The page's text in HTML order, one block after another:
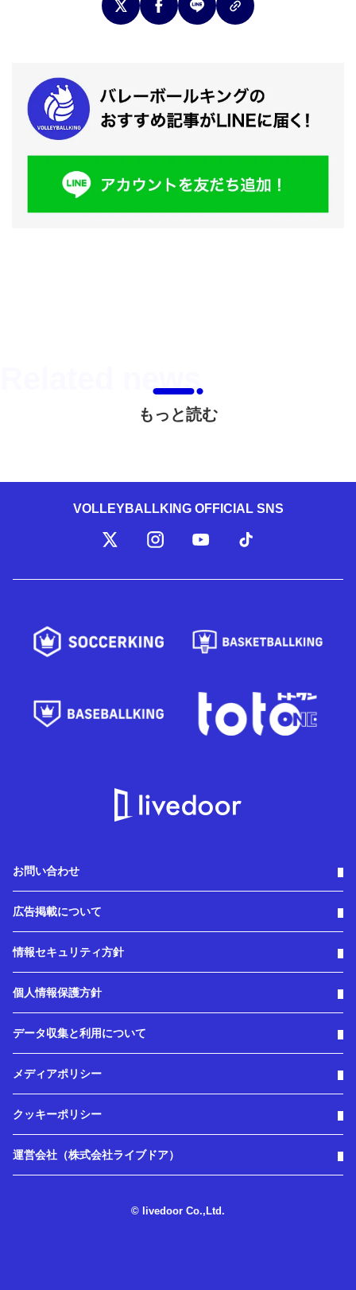
もっと読む
VOLLEYBALLKING OFFICIAL SNS
お問い合わせ
広告掲載について
情報セキュリティ方針
個人情報保護方針
データ収集と利用について
メディアポリシー
クッキーポリシー
運営会社（株式会社ライブドア）
© livedoor Co.,Ltd.